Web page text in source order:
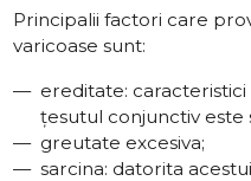
Principalii factori care
varicoase sunt:
ereditate:
țesutul conjunctiv este
greutate excesiva;
sarcina: datorita